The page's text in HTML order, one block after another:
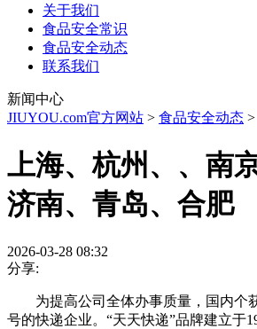
关于我们
食品安全常识
食品安全动态
联系我们
新闻中心
JIUYOU.com官方网站 > 食品安全动态 >
上海、杭州、、南
济南、青岛、合肥
2026-03-28 08:32
分享:
为提高公司全体办事质量，国内个
号的快递企业。“天天快递”品牌建立于